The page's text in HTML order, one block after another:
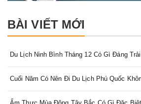
BÀI VIẾT MỚI
Du Lịch Ninh Bình Tháng 12 Có Gì Đáng
Cuối Năm Có Nên Đi Du Lịch Phú Quốc